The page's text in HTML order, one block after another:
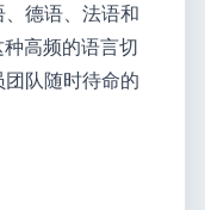
德语、法语和
高频的语言切
队随时待命的